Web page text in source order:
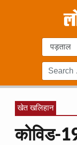
खेत खलिहान
कोविड-